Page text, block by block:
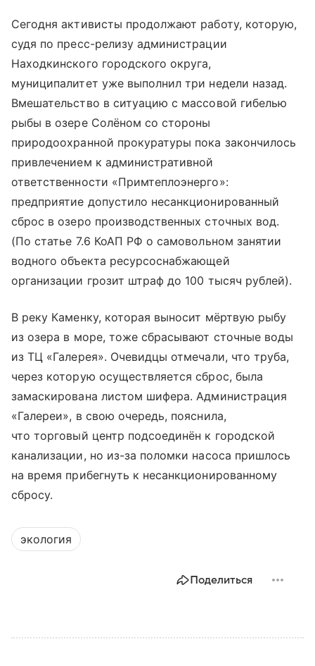
Сегодня активисты продолжают работу, которую,
судя по пресс-релизу администрации
Находкинского городского округа,
муниципалитет уже выполнил три недели назад.
Вмешательство в ситуацию с массовой гибелью
рыбы в озере Солёном со стороны
природоохранной прокуратуры пока закончилось
привлечением к административной
ответственности «Примтеплоэнерго»:
предприятие допустило несанкционированный
сброс в озеро производственных сточных вод.
(По статье 7.6 КоАП РФ о самовольном занятии
водного объекта ресурсоснабжающей
организации грозит штраф до 100 тысяч рублей).
В реку Каменку, которая выносит мёртвую рыбу
из озера в море, тоже сбрасывают сточные воды
из ТЦ «Галерея». Очевидцы отмечали, что труба,
через которую осуществляется сброс, была
замаскирована листом шифера. Администрация
«Галереи», в свою очередь, пояснила,
что торговый центр подсоединён к городской
канализации, но из-за поломки насоса пришлось
на время прибегнуть к несанкционированному
сбросу.
экология
Поделиться